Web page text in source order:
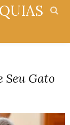
Seu Gato